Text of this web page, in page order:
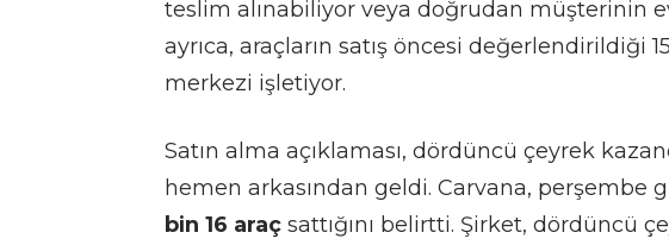
teslim alınabiliyor veya doğrudan müşterinin
ayrıca, araçların satış öncesi değerlendirildiği
merkezi işletiyor.
Satın alma açıklaması, dördüncü çeyrek
hemen arkasından geldi. Carvana, perşembe
bin 16 araç sattığını belirtti. Şirket, dördüncü